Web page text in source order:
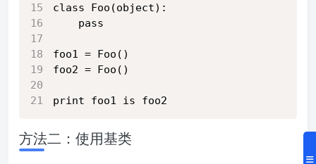
class Foo(object):
    pass
foo1 = Foo()
foo2 = Foo()
print foo1 is foo2
方法二：使用基类